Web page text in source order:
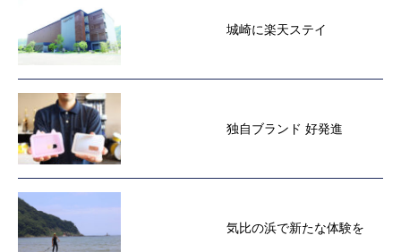
城崎に楽天ステイ
独自ブランド 好発進
気比の浜で新たな体験を